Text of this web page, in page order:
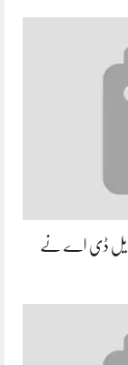
/ ایل ڈی اے نے